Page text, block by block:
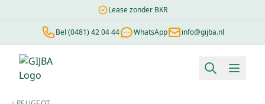
Lease zonder BKR
Bel (0481) 42 04 44 WhatsApp info@gijba.nl
Financial lease berekenen